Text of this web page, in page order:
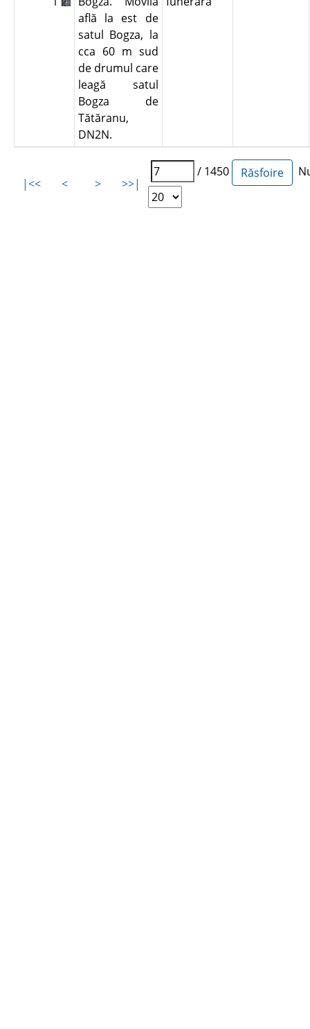
află la est de
satul Bogza, la
cca 60 m sud
de drumul care
leagă satul
Bogza de
Tătăranu,
DN2N.
|<< < > >>|
/ 1450